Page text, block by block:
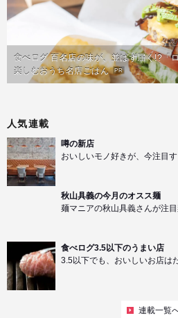
食べログ 百名店の味が、並ばず届く!?「
楽しむおうち名店ごはん PR
人気連載
噂の新店
おいしいモノ好きが、今注目
秋山具義の今月のオスス麺
麺マニアの秋山具義さんが注
食べログ3.5以下のうまい店
3.5以下でも、おいしいお店は
連載一覧